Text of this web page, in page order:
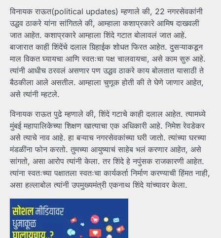
विनायक राऊत(political updates) म्हणाले की, 22 नगरसेवकांनी
उद्धव ठाकरे यांना सांगितले की, आम्हाला कशाप्रकारे आमिष दाखवली
जात आहेत. कशाप्रकारे आम्हाला शिंदे गटात बोलावलं जात आहे.
बाजारात काही शिंदेंचे दलाल गिर्‍हाईक शोधत फिरत आहेत. दुसऱ्याकडून
माल विकत घ्यायचा आणि स्वतःचा पक्ष चालवायचा, असे काम सुरु आहे.
त्यांनी आधीच ठरवलं असणार पण उद्धव ठाकरे काय बोलतात यासाठी ते
बैठकीला आले असतील. आम्हाला चुणूक होती की ते घेणे जाणार आहेत,
असे त्यांनी म्हटले.
विनायक राऊत पुढे म्हणाले की, शिंदे गटाचे काही दलाल आहेत. त्यामध्ये
मुंबई महापालिकेच्या शिक्षण खात्याचा एक अधिकारी आहे. निमेश रेवडेकर
असे त्याचे नाव आहे. हा बऱ्याच नगरसेवकांच्या घरी जातो. त्यांच्या घरच्या
मंडळींना फोन करतो. तुमच्या आयुष्याचं साहेब भलं करणार आहेत, असे
सांगतो, असा आरोप त्यांनी केला. तर शिंदे हे नपुंसक राजकारणी आहेत.
त्यांना स्वतःच्या पक्षातला स्वतःचा कार्यकर्ता निर्माण करण्याची हिंमत नाही,
असा हल्लाबोल त्यांनी उपमुख्यमंत्री एकनाथ शिंदे यांच्यावर केला.